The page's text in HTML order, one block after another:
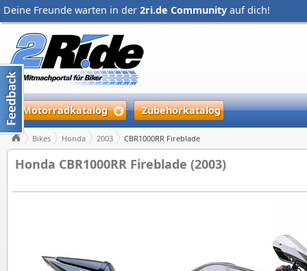
Deine Freunde warten in der 2ri.de Community auf dich!
Motorradkatalog Zubehörkatalog
Bikes Honda 2003 CBR1000RR Fireblade
Honda CBR1000RR Fireblade (2003)